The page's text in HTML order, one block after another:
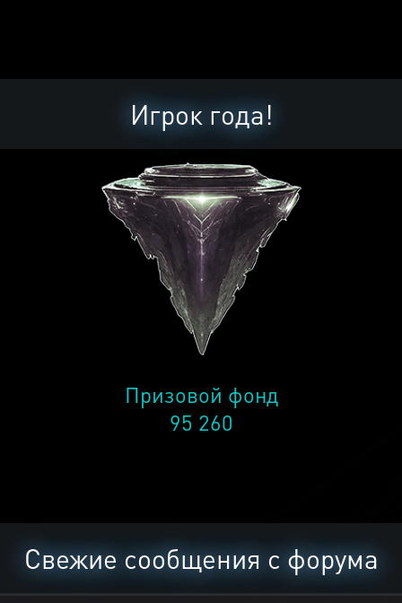
Игрок года!
Призовой фонд
95 260
Свежие сообщения с форума